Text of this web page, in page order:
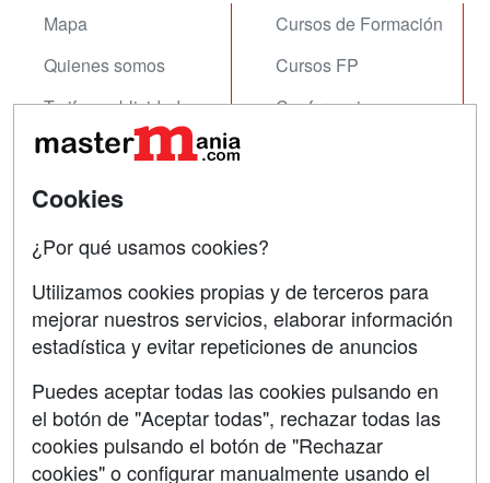
Mapa
Quienes somos
Tarifas publicidad
Acceso Usuarios
Acceso Centros
Cursos de Formación
Cursos FP
Conferencias
Contactar
Confidencialidad
Aviso legal
Copyleft
Cookies
¿Por qué usamos cookies?
Utilizamos cookies propias y de terceros para
mejorar nuestros servicios, elaborar información
estadística y evitar repeticiones de anuncios
Puedes aceptar todas las cookies pulsando en
el botón de "Aceptar todas", rechazar todas las
cookies pulsando el botón de "Rechazar
cookies" o configurar manualmente usando el